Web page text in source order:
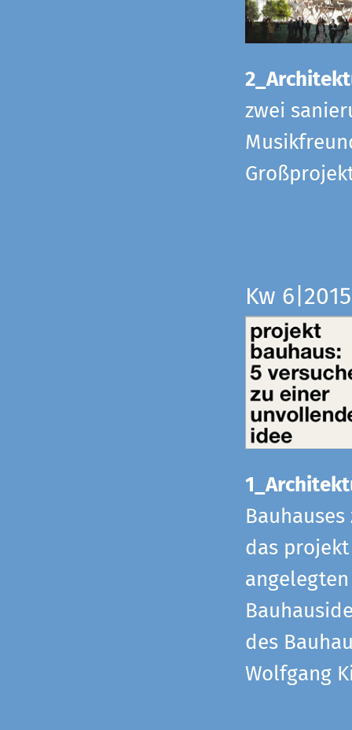
zwei
Kw
das
des
Wolfgang